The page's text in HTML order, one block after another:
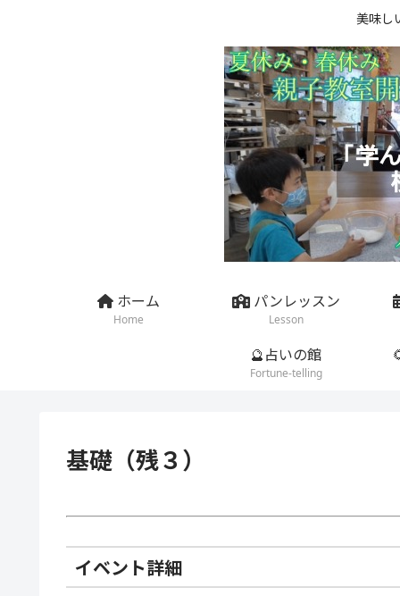
美味し
ホーム
Home
パンレッスン
Lesson
🔮占いの館
Fortune-telling
基礎（残３）
イベント詳細